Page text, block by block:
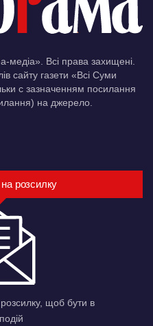
медіа». Всі права захищені.
сайту газети «Всі Суми
c зазначенням посилання
на джерело.
розсилку
щоб бути в